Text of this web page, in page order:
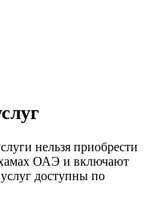
нельзя приобрести
ОАЭ и включают
доступны по